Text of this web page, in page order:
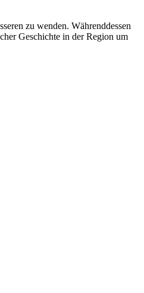
zu wenden. Währenddessen
Geschichte in der Region um